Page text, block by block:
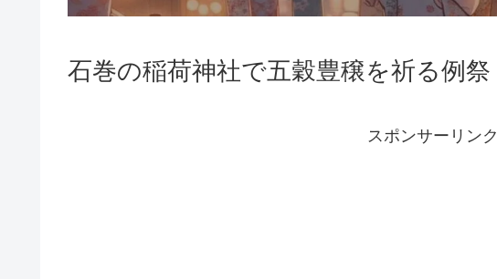
石巻の稲荷神社で五穀豊穣を祈る例祭
スポンサーリンク